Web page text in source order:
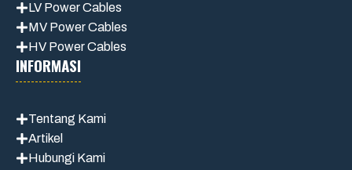
LV Power Cables
MV Power Cables
HV Power Cables
INFORMASI
Tentang Kami
Artikel
Hubungi Kami